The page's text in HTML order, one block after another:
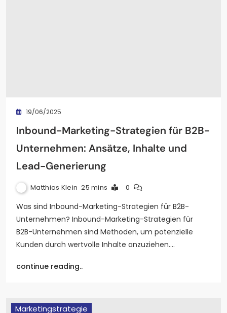
19/06/2025
Inbound-Marketing-Strategien für B2B-
Unternehmen: Ansätze, Inhalte und
Lead-Generierung
Matthias Klein 25 mins 0
Was sind Inbound-Marketing-Strategien für B2B-
Unternehmen? Inbound-Marketing-Strategien für
B2B-Unternehmen sind Methoden, um potenzielle
Kunden durch wertvolle Inhalte anzuziehen.…
continue reading..
Marketingstrategie